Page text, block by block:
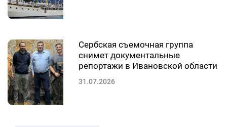
Сербская съемочная группа
снимет документальные
репортажи в Ивановской области
31.07.2026